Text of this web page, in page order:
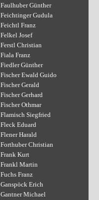
Faulhuber Günther
Feichtinger Gudula
Feichtl Franz
Felkel Josef
Ferstl Christian
Fiala Franz
Fiedler Günther
Fischer Ewald Guido
Fischer Gerald
Fischer Gerhard
Fischer Othmar
Flamisch Siegfried
Fleck Eduard
Flener Harald
Forthuber Christian
Frank Kurt
Frankl Martin
Fuchs Franz
Ganspöck Erich
Gantner Michael